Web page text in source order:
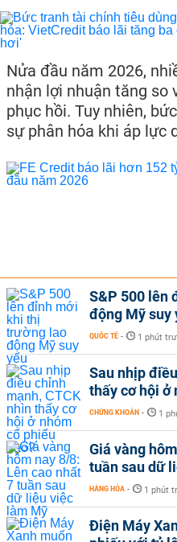
Nửa đầu năm 2026,
nhận lợi nhuận tăng so
phục hồi. Tuy nhiên,
sự phân hóa khi áp lực
S&P 500 lên
động Mỹ suy
QUỐC TẾ - 1 phút
Sau nhịp
thấy cơ hội ở
CHỨNG KHOÁN - 1
Giá vàng
tuần sau dữ
HÀNG HÓA - 1 phút
Điện Máy